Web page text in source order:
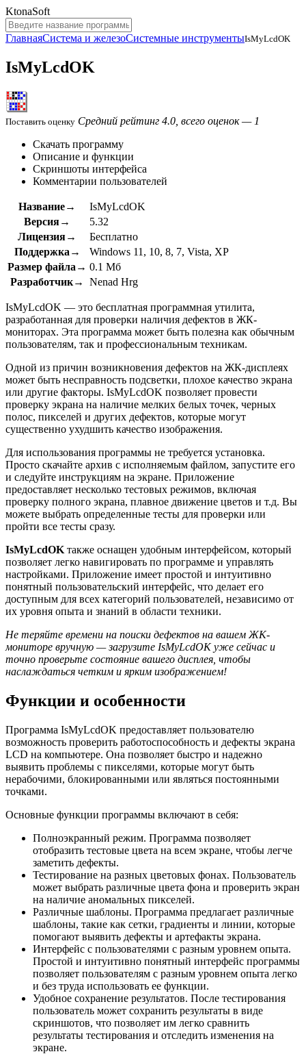
KtonaSoft
ГлавнаяСистема и железоСистемные инструментыIsMyLcdOK
IsMyLcdOK
Поставить оценку Средний рейтинг 4.0, всего оценок — 1
Скачать программу
Описание и функции
Скриншоты интерфейса
Комментарии пользователей
Название→
IsMyLcdOK
Версия→
5.32
Лицензия→
Бесплатно
Поддержка→
Windows 11, 10, 8, 7, Vista, XP
Размер файла→ 0.1 Мб
Разработчик→
Nenad Hrg
IsMyLcdOK — это бесплатная программная утилита,
разработанная для проверки наличия дефектов в ЖК-
мониторах. Эта программа может быть полезна как обычным
пользователям, так и профессиональным техникам.
Одной из причин возникновения дефектов на ЖК-дисплеях
может быть несправность подсветки, плохое качество экрана
или другие факторы. IsMyLcdOK позволяет провести
проверку экрана на наличие мелких белых точек, черных
полос, пикселей и других дефектов, которые могут
существенно ухудшить качество изображения.
Для использования программы не требуется установка.
Просто скачайте архив с исполняемым файлом, запустите его
и следуйте инструкциям на экране. Приложение
предоставляет несколько тестовых режимов, включая
проверку полного экрана, плавное движение цветов и т.д. Вы
можете выбрать определенные тесты для проверки или
пройти все тесты сразу.
IsMyLcdOK также оснащен удобным интерфейсом, который
позволяет легко навигировать по программе и управлять
настройками. Приложение имеет простой и интуитивно
понятный пользовательский интерфейс, что делает его
доступным для всех категорий пользователей, независимо от
их уровня опыта и знаний в области техники.
Не теряйте времени на поиски дефектов на вашем ЖК-
мониторе вручную — загрузите IsMyLcdOK уже сейчас и
точно проверьте состояние вашего дисплея, чтобы
наслаждаться четким и ярким изображением!
Функции и особенности
Программа IsMyLcdOK предоставляет пользователю
возможность проверить работоспособность и дефекты экрана
LCD на компьютере. Она позволяет быстро и надежно
выявить проблемы с пикселями, которые могут быть
нерабочими, блокированными или являться постоянными
точками.
Основные функции программы включают в себя:
Полноэкранный режим. Программа позволяет
отобразить тестовые цвета на всем экране, чтобы легче
заметить дефекты.
Тестирование на разных цветовых фонах. Пользователь
может выбрать различные цвета фона и проверить экран
на наличие аномальных пикселей.
Различные шаблоны. Программа предлагает различные
шаблоны, такие как сетки, градиенты и линии, которые
помогают выявить дефекты и артефакты экрана.
Интерфейс с пользователями с разным уровнем опыта.
Простой и интуитивно понятный интерфейс программы
позволяет пользователям с разным уровнем опыта легко
и без труда использовать ее функции.
Удобное сохранение результатов. После тестирования
пользователь может сохранить результаты в виде
скриншотов, что позволяет им легко сравнить
результаты тестирования и отследить изменения на
экране.